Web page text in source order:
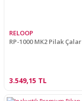
RELOOP
RP-1000 MK2 Pilak Çalar
3.549,15 TL